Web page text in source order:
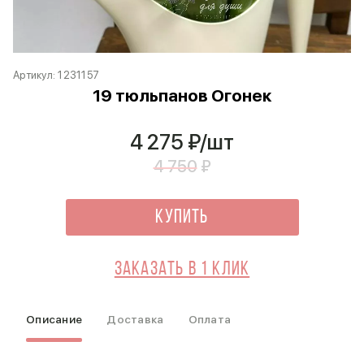
Артикул:1231157
19 тюльпанов Огонек
4 275 ₽/шт
4 750₽
Купить
Заказать в 1 клик
Описание Доставка Оплата